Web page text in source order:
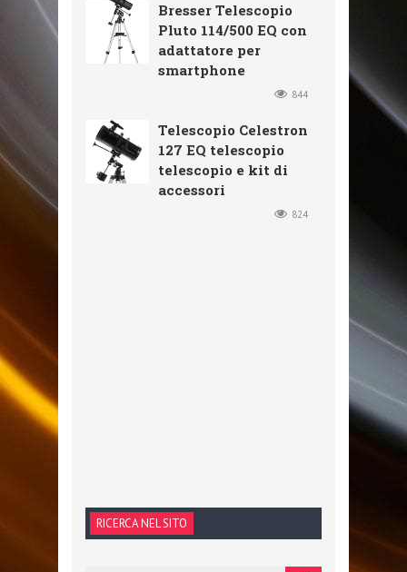
Bresser Telescopio
Pluto 114/500 EQ con
adattatore per
smartphone
844
Telescopio Celestron
127 EQ telescopio
telescopio e kit di
accessori
824
RICERCA NEL SITO